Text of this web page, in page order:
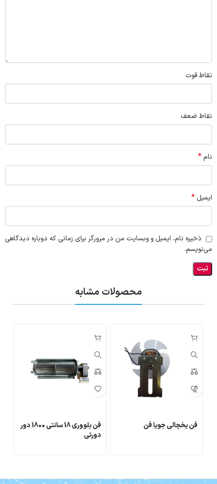
نقاط قوت
نقاط ضعف
نام*
ایمیل *
ذخیره نام، ایمیل و وبسایت من در مرورگر برای زمانی که دوباره دیدگاهی
می‌نویسم.
محصولات مشابه
فن یخچالی جویا فن
فن بلووری 18 سانتی 1800 دور
دورتی